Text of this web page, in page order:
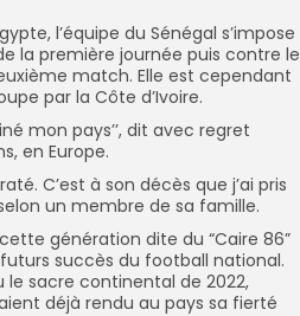
l’équipe du Sénégal s’impose
la première journée puis contre le
match. Elle est cependant
par la Côte d’Ivoire.
mon pays’’, dit avec regret
en Europe.
C’est à son décès que j’ai pris
un membre de sa famille.
génération dite du “Caire 86”
succès du football national.
le sacre continental de 2022,
déjà rendu au pays sa fierté